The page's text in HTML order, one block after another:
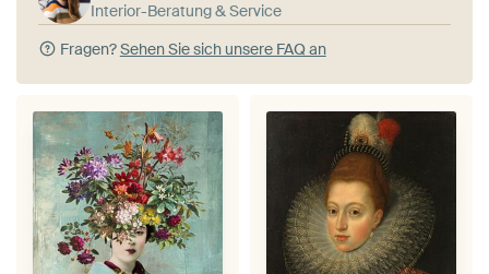
Interior-Beratung & Service
Fragen?Sehen Sie sich unsere FAQ an